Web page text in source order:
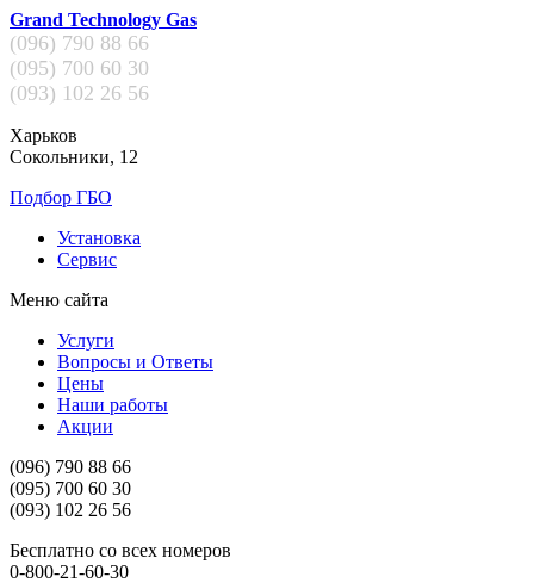
Grand Technology Gas
(096) 790 88 66
(095) 700 60 30
(093) 102 26 56
Харьков
Сокольники, 12
Подбор ГБО
Установка
Сервис
Меню сайта
Услуги
Вопросы и Ответы
Цены
Наши работы
Акции
(096) 790 88 66
(095) 700 60 30
(093) 102 26 56
Бесплатно со всех номеров
0-800-21-60-30